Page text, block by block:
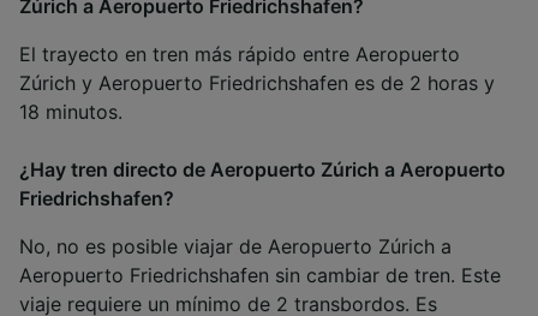
Zúrich a Aeropuerto Friedrichshafen?
El trayecto en tren más rápido entre Aeropuerto
Zúrich y Aeropuerto Friedrichshafen es de 2 horas y
18 minutos.
¿Hay tren directo de Aeropuerto Zúrich a Aeropuerto
Friedrichshafen?
No, no es posible viajar de Aeropuerto Zúrich a
Aeropuerto Friedrichshafen sin cambiar de tren. Este
viaje requiere un mínimo de 2 transbordos. Es